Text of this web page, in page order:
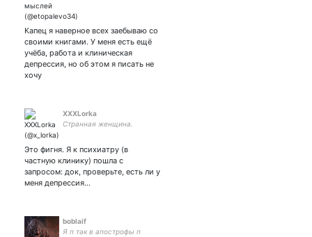
Капец я наверное всех заебываю со
своими книгами. У меня есть ещё
учёба, работа и клиническая
депрессия, но об этом я писать не
хочу
XXXLorka
Странная женщина.
Это фигня. Я к психиатру (в
частную клинику) пошла с
запросом: док, проверьте, есть ли у
меня депрессия…
boblaif
Я п так в апострофы п